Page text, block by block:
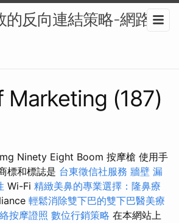
的反向連結策略-網路行
Marketing (187)
Ninety Eight Boom 按摩槍 使用手
標和標誌是 台東徵信社服務 牆壁 漏
Wi-Fi 精緻美鼻的專業選擇：隆鼻療
輕鬆消除雙下巴的雙下巴醫美療
按摩證照 數位行銷策略 在本網站上